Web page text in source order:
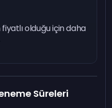
olduğu için daha
Süreleri